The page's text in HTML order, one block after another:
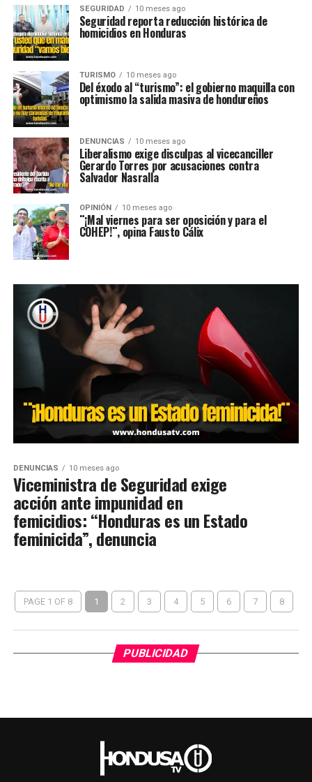
SEGURIDAD 10 meses ago
Seguridad reporta reducción histórica de
homicidios en Honduras
TURISMO 10 meses ago
Del éxodo al “turismo”: el gobierno maquilla con
optimismo la salida masiva de hondureños
DENUNCIAS 10 meses ago
Liberalismo exige disculpas al vicecanciller
Gerardo Torres por acusaciones contra
Salvador Nasralla
OPINIÓN 10 meses ago
¨¡Mal viernes para ser oposición y para el
COHEP!¨, opina Fausto Cálix
DENUNCIAS 10 meses ago
Viceministra de Seguridad exige
acción ante impunidad en
femicidios: “Honduras es un Estado
feminicida”, denuncia
PAGE 1 OF 8 1 2 3 4 5 6 7 8
PUBLICIDAD